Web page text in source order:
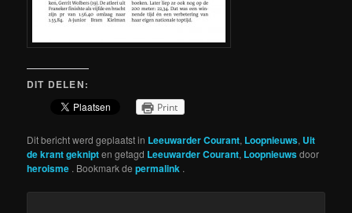
DIT DELEN:
Print
Dit bericht werd geplaatst in Leeuwarder Courant, Loopnieuws, Uit
de krant geknipten getagd Leeuwarder Courant, Loopnieuwsdoor
heroisme . Bookmark depermalink .